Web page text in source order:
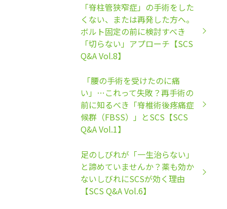
「脊柱管狭窄症」の手術をした
くない、または再発した方へ。
ボルト固定の前に検討すべき
「切らない」アプローチ【SCS
Q&A Vol.8】
「腰の手術を受けたのに痛
い」…これって失敗？再手術の
前に知るべき「脊椎術後疼痛症
候群（FBSS）」とSCS【SCS
Q&A Vol.1】
足のしびれが「一生治らない」
と諦めていませんか？薬も効か
ないしびれにSCSが効く理由
【SCS Q&A Vol.6】